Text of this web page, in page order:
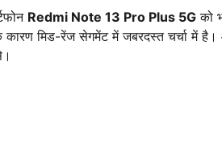
Redmi Note 13 Pro Plus 5G को
कारण मिड-रेंज सेगमेंट में जबरदस्त चर्चा में